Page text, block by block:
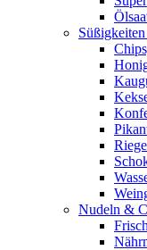
Nudeln &